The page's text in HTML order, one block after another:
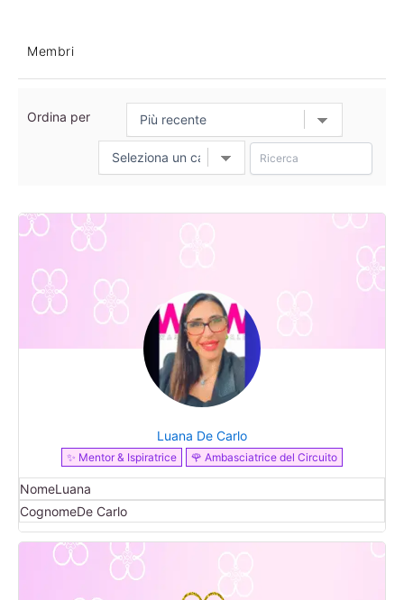
Membri
Ordina per
Luana De Carlo
✨ Mentor & Ispiratrice 🌹 Ambasciatrice del Circuito
NomeLuana
CognomeDe Carlo